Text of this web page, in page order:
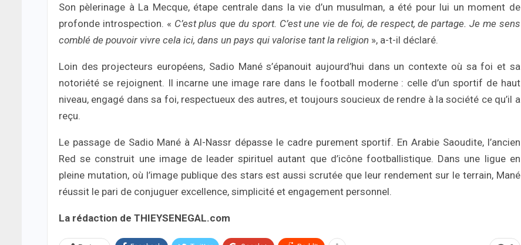
Son pèlerinage à La Mecque, étape centrale dans la vie d’un musulman, a été pour lui un moment de
profonde introspection. « C’est plus que du sport. C’est une vie de foi, de respect, de partage. Je me sens
comblé de pouvoir vivre cela ici, dans un pays qui valorise tant la religion », a-t-il déclaré.
Loin des projecteurs européens, Sadio Mané s’épanouit aujourd’hui dans un contexte où sa foi et sa
notoriété se rejoignent. Il incarne une image rare dans le football moderne : celle d’un sportif de haut
niveau, engagé dans sa foi, respectueux des autres, et toujours soucieux de rendre à la société ce qu’il a
reçu.
Le passage de Sadio Mané à Al-Nassr dépasse le cadre purement sportif. En Arabie Saoudite, l’ancien
Red se construit une image de leader spirituel autant que d’icône footballistique. Dans une ligue en
pleine mutation, où l’image publique des stars est aussi scrutée que leur rendement sur le terrain, Mané
réussit le pari de conjuguer excellence, simplicité et engagement personnel.
La rédaction de THIEYSENEGAL.com